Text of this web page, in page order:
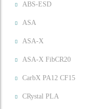
ABS-ESD
ASA
ASA-X
ASA-X FibCR20
CarbX PA12 CF15
CRystal PLA